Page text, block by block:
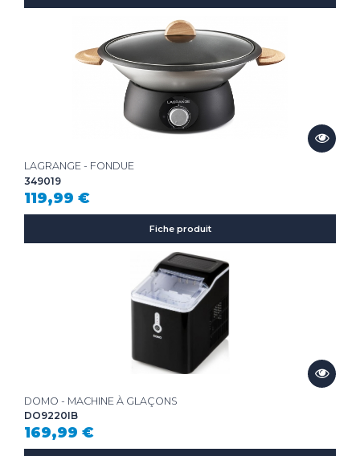
LAGRANGE - FONDUE
349019
119,99 €
Fiche produit
DOMO - MACHINE À GLAÇONS
DO9220IB
169,99 €